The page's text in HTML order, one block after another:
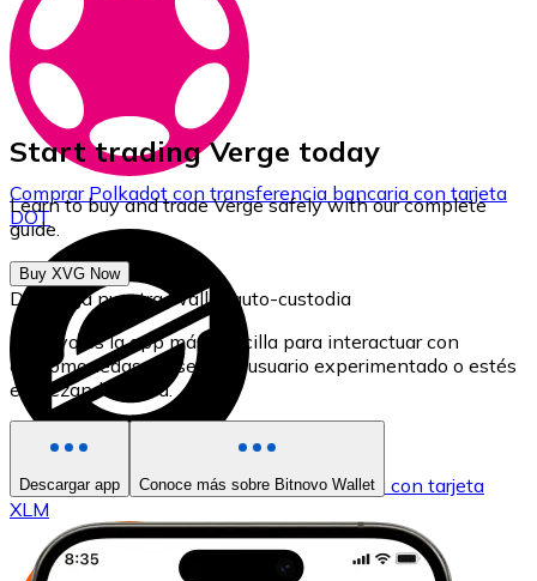
ComprarPolkadot con transferencia bancaria con tarjeta
DOT
ComprarStellarcon transferencia bancaria con tarjeta
XLM
Start trading Verge today
Learn to buy and trade Verge safely with our complete
guide.
Buy XVG Now
Descarga nuestra Wallet auto-custodia
Bitnovo es la app más sencilla para interactuar con
criptomonedas, ya seas un usuario experimentado o estés
empezando ahora.
Descargar app Conoce más sobre Bitnovo Wallet